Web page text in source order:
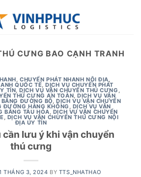
CƯNG BAO CẠNH TRANH
,CHUYỂN PHÁT NHANH NỘI ĐỊA,
QUỐC TẾ,DỊCH VỤ CHUYỂN PHÁT
TÍN,DỊCH VỤ VẬN CHUYỂN THÚ CƯNG ,
THÚ CƯNG AN TOÀN,DỊCH VỤ VẬN
ĐƯỜNG BỘ,DỊCH VỤ VẬN CHUYỂN
ĐƯỜNG HÀNG KHÔNG , DỊCH VỤ VẬN
BẰNG TÀU HỎA, DỊCH VỤ VẬN CHUYỂN
, DỊCH VỤ VẬN CHUYỂN THÚ CƯNG NỘI
ĐỊA UY TÍN
lưu ý khi vận chuyển
thú cưng
THÁNG 3, 2024 BY TTS_NHATHAO